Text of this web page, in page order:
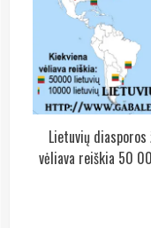
Lietuvių
vėliava reiškia 50